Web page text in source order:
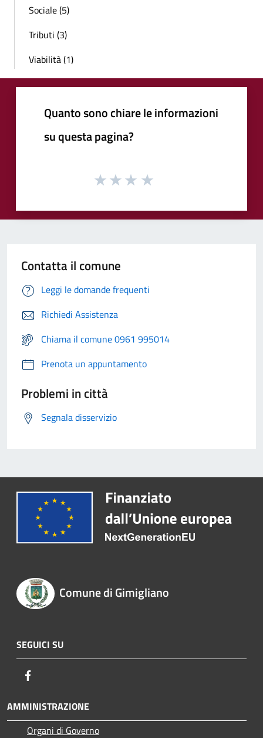
Sociale (5)
Tributi (3)
Viabilità (1)
Quanto sono chiare le informazioni
su questa pagina?
Contatta il comune
Leggi le domande frequenti
Richiedi Assistenza
Chiama il comune 0961 995014
Prenota un appuntamento
Problemi in città
Segnala disservizio
Comune di Gimigliano
SEGUICI SU
AMMINISTRAZIONE
Organi di Governo